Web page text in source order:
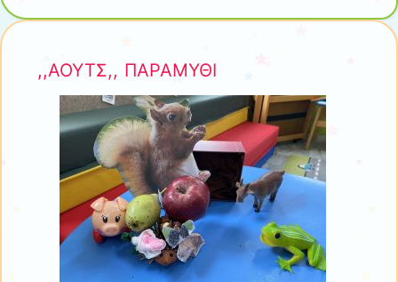
,,ΑΟΥΤΣ,, ΠΑΡΑΜΥΘΙ